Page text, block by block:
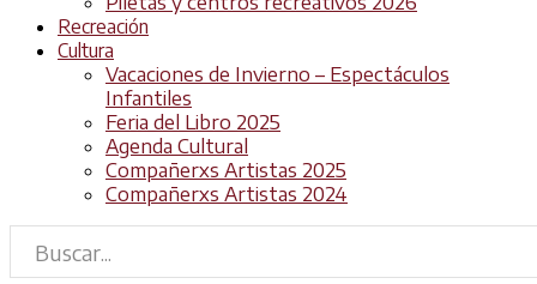
Recreación
Cultura
Vacaciones de Invierno – Espectáculos
Infantiles
Feria del Libro 2025
Agenda Cultural
Compañerxs Artistas 2025
Compañerxs Artistas 2024